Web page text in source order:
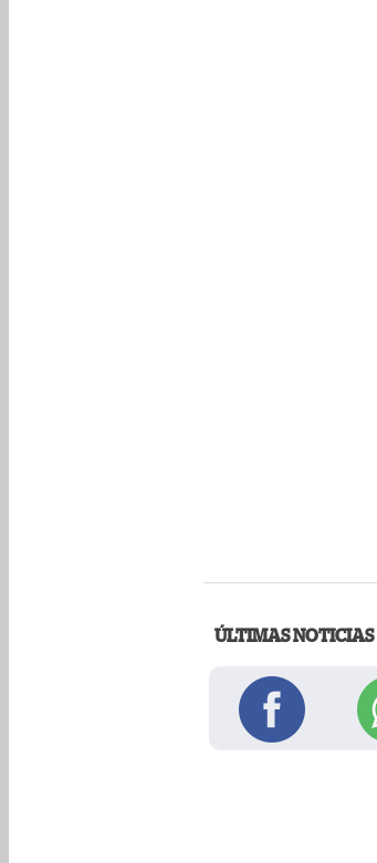
ÚLTIMAS